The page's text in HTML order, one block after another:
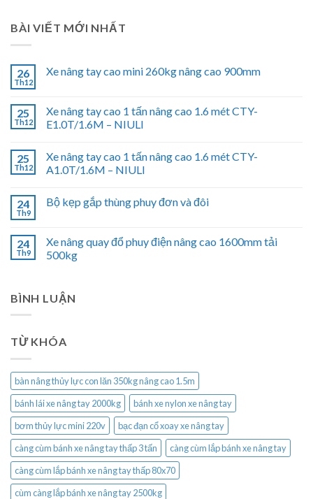
BÀI VIẾT MỚI NHẤT
26
Th12
Xe nâng tay cao mini 260kg nâng cao 900mm
25
Th12
Xe nâng tay cao 1 tấn nâng cao 1.6 mét CTY-
E1.0T/1.6M – NIULI
25
Th12
Xe nâng tay cao 1 tấn nâng cao 1.6 mét CTY-
A1.0T/1.6M – NIULI
24
Th9
Bộ kẹp gắp thùng phuy đơn và đôi
24
Th9
Xe nâng quay đổ phuy điện nâng cao 1600mm tải
500kg
BÌNH LUẬN
TỪ KHÓA
bàn nâng thủy lực con lăn 350kg nâng cao 1.5m
bánh lái xe nâng tay 2000kg
bánh xe nylon xe nâng tay
bơm thủy lực mini 220v
bạc đạn cổ xoay xe nâng tay
càng cùm bánh xe nâng tay thấp 3 tấn
càng cùm lắp bánh xe nâng tay
càng cùm lắp bánh xe nâng tay thấp 80x70
cùm càng lắp bánh xe nâng tay 2500kg